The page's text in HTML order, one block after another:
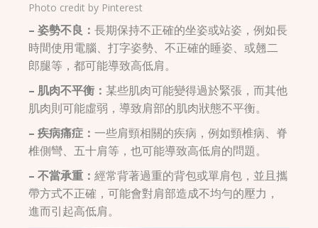
Photo credit by Pinterest
– 姿勢不良：長期保持不正確的坐姿或站姿，例如長
時間使用電腦、打字姿勢、不正確的睡姿、或翹二
郎腿等，都可能導致高低肩。
– 肌肉不平衡： 某些肌肉可能變得過於緊張，而其他
肌肉則可能虛弱，導致肩部的肌肉狀態不平衡。
– 疾病痛症：一些肩頸相關的疾病，例如頸椎病、脊
椎側彎、五十肩等，也可能導致高低肩的問題。
– 不當承重：經常背著過重的背包或單肩包，並且攜
帶方式不正確，可能會對肩部造成不均勻的壓力，
進而引起高低肩。